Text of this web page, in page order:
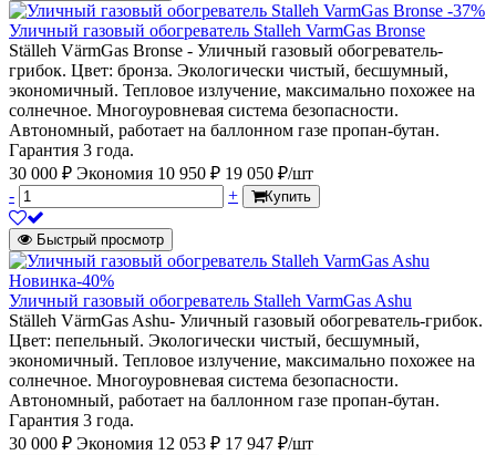
-37%
Уличный газовый обогреватель Stalleh VarmGas Bronse
Ställeh VärmGas Bronse - Уличный газовый обогреватель-
грибок. Цвет: бронза. Экологически чистый, бесшумный,
экономичный. Тепловое излучение, максимально похожее на
солнечное. Многоуровневая система безопасности.
Автономный, работает на баллонном газе пропан-бутан.
Гарантия 3 года.
30 000 ₽ Экономия 10 950 ₽ 19 050 ₽/шт
-
+ Купить
Быстрый просмотр
Новинка-40%
Уличный газовый обогреватель Stalleh VarmGas Ashu
Ställeh VärmGas Ashu- Уличный газовый обогреватель-грибок.
Цвет: пепельный. Экологически чистый, бесшумный,
экономичный. Тепловое излучение, максимально похожее на
солнечное. Многоуровневая система безопасности.
Автономный, работает на баллонном газе пропан-бутан.
Гарантия 3 года.
30 000 ₽ Экономия 12 053 ₽ 17 947 ₽/шт